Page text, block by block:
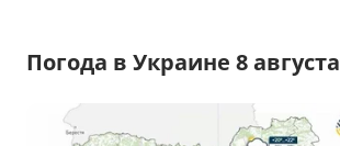
Погода в Украине 8 августа